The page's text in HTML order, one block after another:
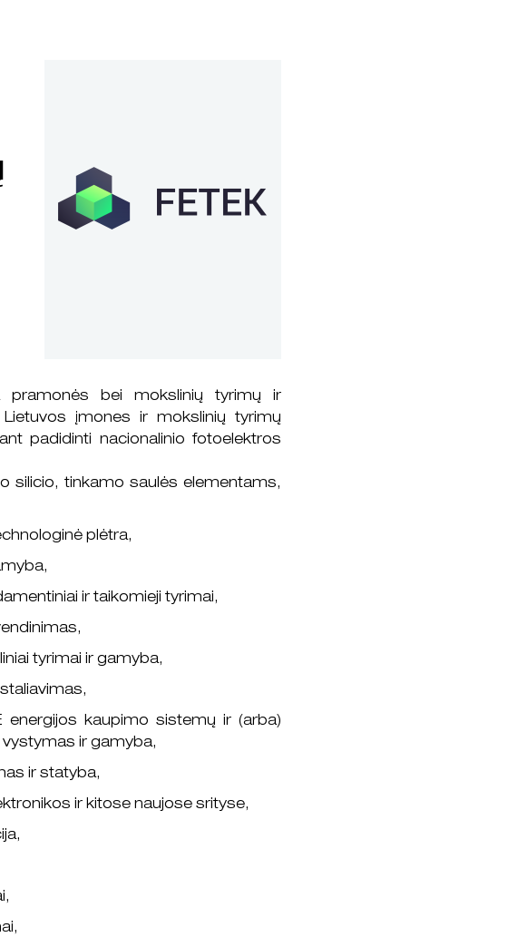
pramonės bei mokslinių tyrimų ir
įmones ir mokslinių tyrimų
padidinti nacionalinio fotoelektros
silicio, tinkamo saulės elementams,
plėtra,
ir taikomieji tyrimai,
tyrimai ir gamyba,
kaupimo sistemų ir (arba)
ir gamyba,
ir statyba,
ir kitose naujose srityse,